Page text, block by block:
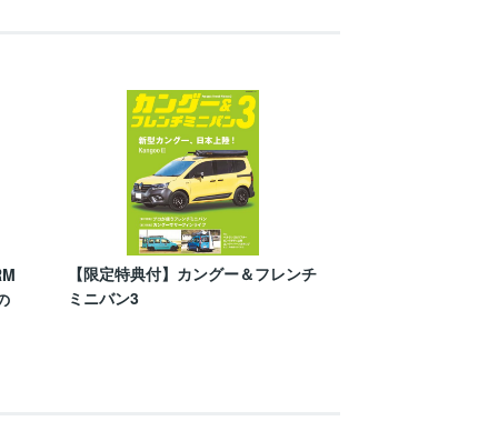
【限定特典付】カングー＆フレンチ
ミニバン3